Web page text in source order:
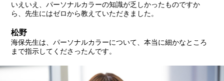
いえいえ、パーソナルカラーの知識が乏しかったものですか
ら、先生にはゼロから教えていただきました。
松野
海保先生は、パーソナルカラーについて、本当に細かなところ
まで指示してくださったんです。